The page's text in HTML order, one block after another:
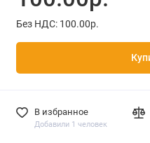
Без НДС: 100.00р.
В избранное
Добавили 1 человек